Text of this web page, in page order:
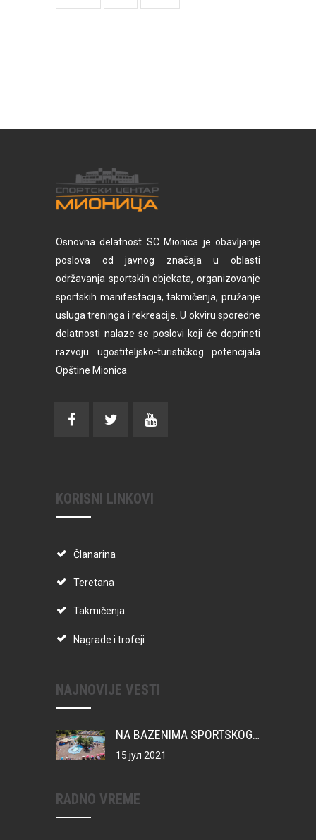
Osnovna delatnost SC Mionica je obavljanje
poslova od javnog značaja u oblasti
održavanja sportskih objekata, organizovanje
sportskih manifestacija, takmičenja, pružanje
usluga treninga i rekreacije. U okviru sporedne
delatnosti nalaze se poslovi koji će doprineti
razvoju ugostiteljsko-turističkog potencijala
Opštine Mionica
KORISNI LINKOVI
Članarina
Teretana
Takmičenja
Nagrade i trofeji
NAJNOVIJE VESTI
NA BAZENIMA SPORTSKOG CENTRA VATERPOLO KAMP ZA MIONIČKU DECU
15 јул 2021
RADNO VREME